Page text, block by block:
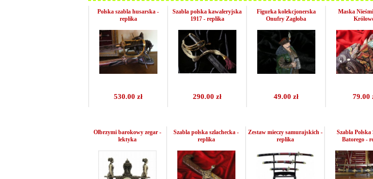
530.00 zł
Polska szabla husarska -
replika
290.00 zł
Szabla polska kawaleryjska
1917 - replika
49.00 zł
Figurka kolekcjonerska
Onufry Zagłoba
79.00
Maska
Olbrzymi barokowy zegar -
lektyka
Szabla polska szlachecka -
replika
Zestaw mieczy samurajskich -
replika
Szabla Polska
Batorego -